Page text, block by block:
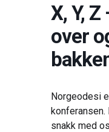
X, Y,
over
Norgeodesi
konferansen.
snakk med